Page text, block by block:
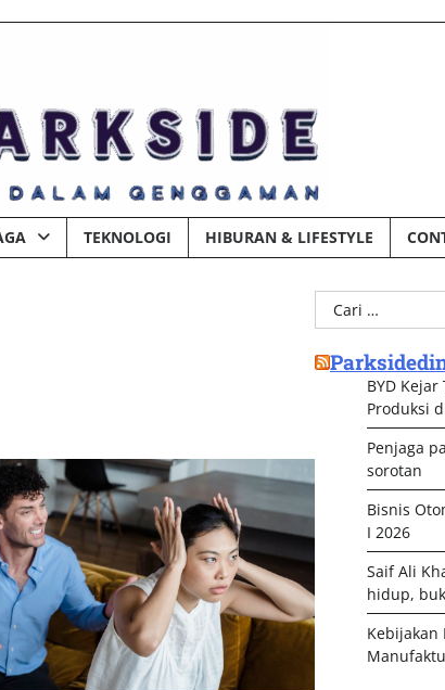
TEKNOLOGI HIBURAN & LIFESTYLE
Cari
untuk:
BYD
Produksi
Penjaga
sorotan
Bisnis
I 2026
Saif Ali
hidup,
Kebijakan